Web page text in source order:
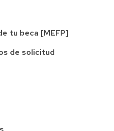
tu beca [MEFP]
de solicitud